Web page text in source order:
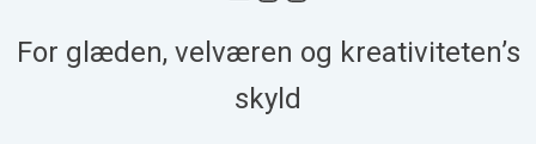
For glæden, velværen og kreativiteten’s
skyld